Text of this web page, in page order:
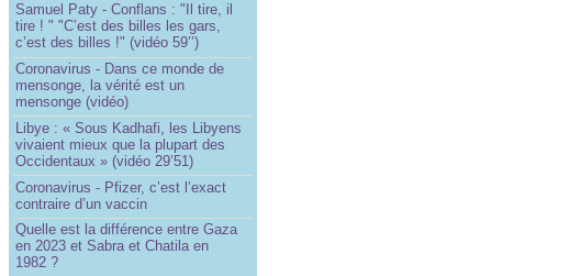
Samuel Paty - Conflans : "Il tire, il
tire ! " "C’est des billes les gars,
c’est des billes !" (vidéo 59’’)
Coronavirus - Dans ce monde de
mensonge, la vérité est un
mensonge (vidéo)
Libye : « Sous Kadhafi, les Libyens
vivaient mieux que la plupart des
Occidentaux » (vidéo 29’51)
Coronavirus - Pfizer, c’est l’exact
contraire d’un vaccin
Quelle est la différence entre Gaza
en 2023 et Sabra et Chatila en
1982 ?